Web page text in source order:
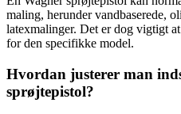
maling, herunder vandbaserede,
latexmalinger. Det er dog vigtigt
for den specifikke model.
Hvordan justerer man
sprøjtepistol?